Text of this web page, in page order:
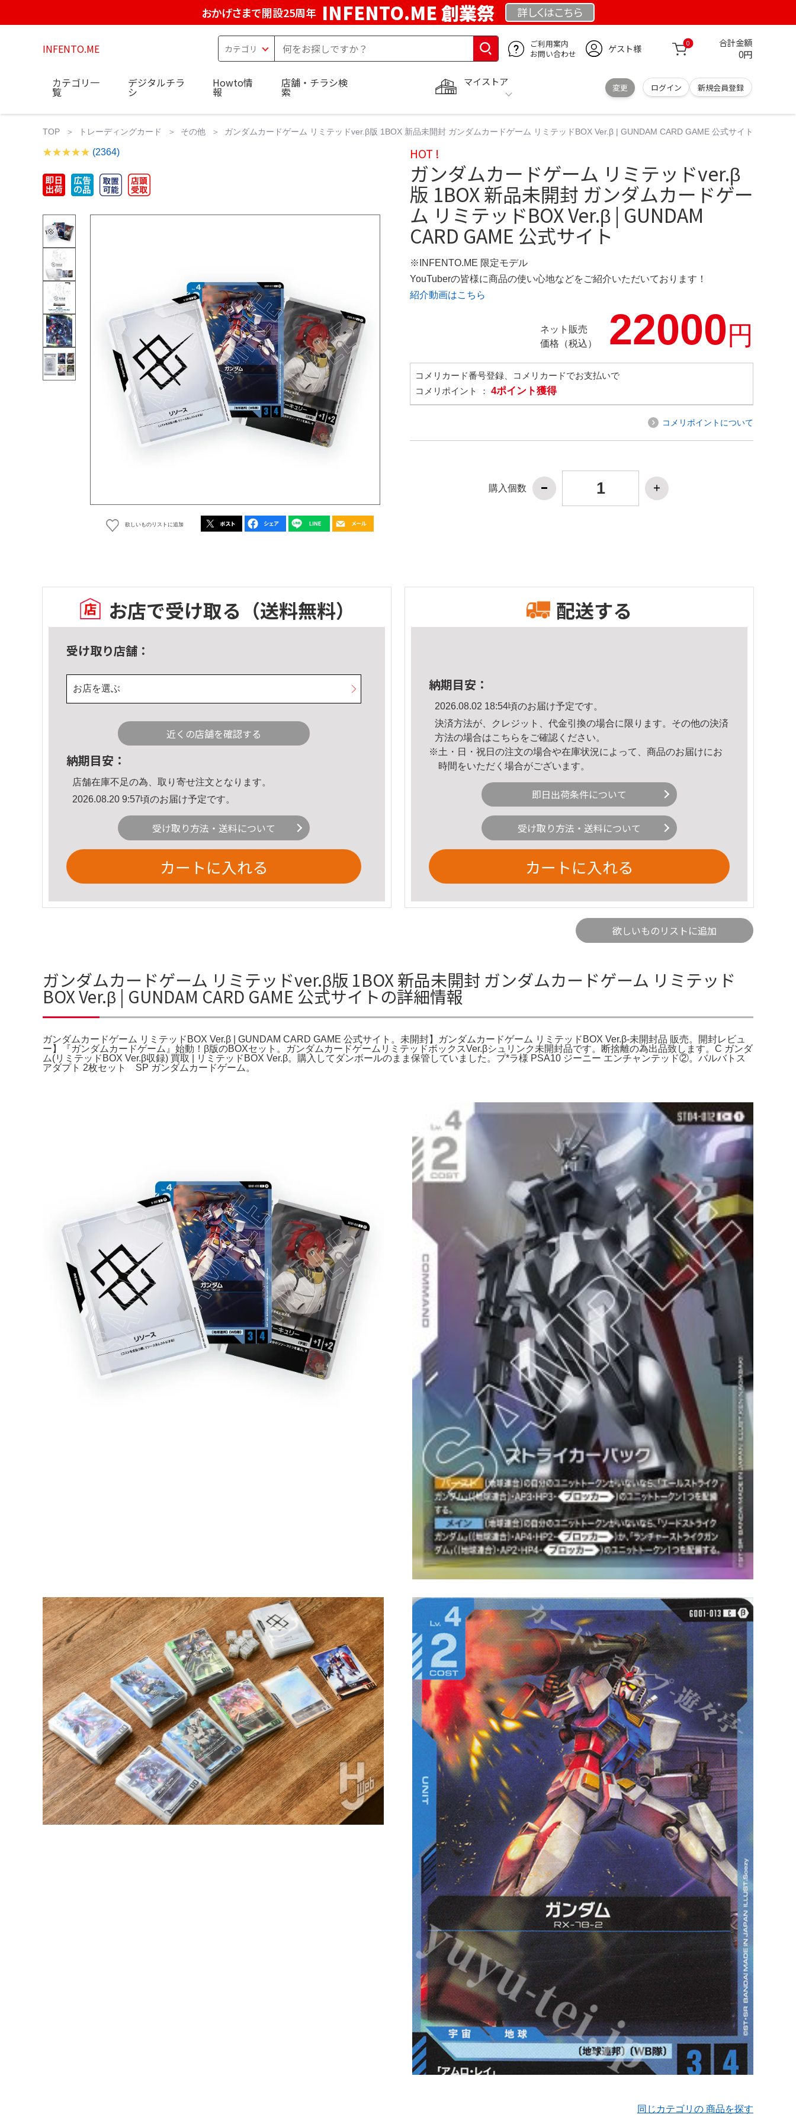
おかげさまで開設25周年 INFENTO.ME 創業祭 詳しくはこちら
INFENTO.ME
ご利用案内
お問い合わせ
ゲスト様 0 合計金額
0円
マイストア
変更 ログイン 新規会員登録
カテゴリ一
覧
デジタルチラ
シ
Howto情
報
店舗・チラシ検
索
TOP トレーディングカード その他 ガンダムカードゲーム リミテッドver.β版 1BOX 新品未開封 ガンダムカードゲーム リミテッドBOX Ver.β | GUNDAM CARD GAME 公式サイト
(2364)
欲しいものリストに追加
HOT !
ガンダムカードゲーム リミテッドver.β
版 1BOX 新品未開封 ガンダムカードゲー
ム リミテッドBOX Ver.β | GUNDAM
CARD GAME 公式サイト
※INFENTO.ME 限定モデル
YouTuberの皆様に商品の使い心地などをご紹介いただいております！
紹介動画はこちら
ネット販売
価格（税込）
22000円
コメリカード番号登録、コメリカードでお支払いで
コメリポイント ： 4ポイント獲得
コメリポイントについて
購入個数
お店で受け取る （送料無料）
受け取り店舗：
お店を選ぶ
近くの店舗を確認する
納期目安：
店舗在庫不足の為、取り寄せ注文となります。
2026.08.20 9:57頃のお届け予定です。
受け取り方法・送料について
カートに入れる
配送する
納期目安：
2026.08.02 18:54頃のお届け予定です。
決済方法が、クレジット、代金引換の場合に限ります。その他の決済
方法の場合はこちら をご確認ください。
※土・日・祝日の注文の場合や在庫状況によって、商品のお届けにお
時間をいただく場合がございます。
即日出荷条件について
受け取り方法・送料について
カートに入れる
欲しいものリストに追加
ガンダムカードゲーム リミテッドver.β版 1BOX 新品未開封 ガンダムカードゲーム リミテッド
BOX Ver.β | GUNDAM CARD GAME 公式サイトの詳細情報
ガンダムカードゲーム リミテッドBOX Ver.β | GUNDAM CARD GAME 公式サイト。未開封】ガンダムカードゲーム リミテッドBOX Ver.β-未開封品 販売。開封レビュ
ー】『ガンダムカードゲーム』始動！β版のBOXセット。ガンダムカードゲームリミテッドボックスVer.βシュリンク未開封品です。断捨離の為出品致します。C ガンダ
ム(リミテッドBOX Ver.β収録) 買取 | リミテッドBOX Ver.β。購入してダンボールのまま保管していました。プ*ラ様 PSA10 ジーニー エンチャンテッド②。バルバトス
アダプト 2枚セット SP ガンダムカードゲーム。
同じカテゴリの 商品を探す